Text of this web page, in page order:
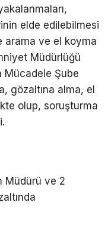
elde edilebilmesi
arama ve el koyma
Müdürlüğü
Mücadele Şube
gözaltına alma, el
olup, soruşturma
Müdürü ve 2